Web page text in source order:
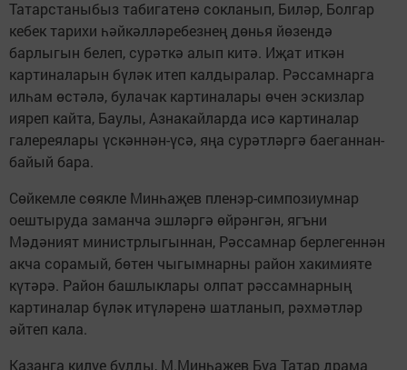
Татарстаныбыз табигатенә сокланып, Биләр, Болгар
кебек тарихи һәйкәлләребезнең дөнья йөзендә
барлыгын белеп, сурәткә алып китә. Иҗат иткән
картиналарын бүләк итеп калдыралар. Рәссамнарга
илһам өстәлә, булачак картиналары өчен эскизлар
ияреп кайта, Баулы, Азнакайларда исә картиналар
галереялары үскәннән-үсә, яңа сурәтләргә баеганнан-
байый бара.
Сөйкемле сөякле Минһаҗев пленэр-симпозиумнар
оештыруда заманча эшләргә өйрәнгән, ягъни
Мәдәният министрлыгыннан, Рәссамнар берлегеннән
акча сорамый, бөтен чыгымнарны район хакимияте
күтәрә. Район башлыклары олпат рәссамнарның
картиналар бүләк итүләренә шатланып, рәхмәтләр
әйтеп кала.
Казанга килүе булды, М.Минһаҗев Буа Татар драма